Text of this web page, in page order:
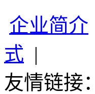
企业简介
式 |
友情链接：